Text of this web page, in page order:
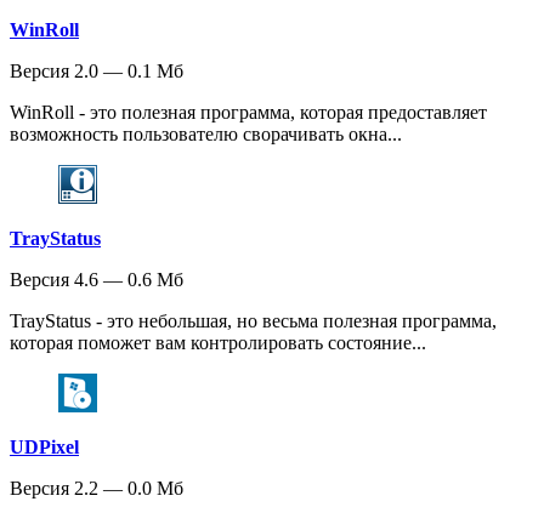
WinRoll
Версия 2.0 — 0.1 Мб
WinRoll - это полезная программа, которая предоставляет
возможность пользователю сворачивать окна...
TrayStatus
Версия 4.6 — 0.6 Мб
TrayStatus - это небольшая, но весьма полезная программа,
которая поможет вам контролировать состояние...
UDPixel
Версия 2.2 — 0.0 Мб